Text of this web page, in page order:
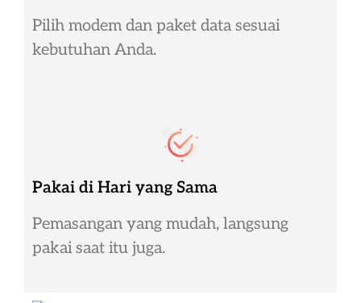
Pilih modem dan paket data sesuai
kebutuhan Anda.
Pakai di Hari yang Sama
Pemasangan yang mudah, langsung
pakai saat itu juga.